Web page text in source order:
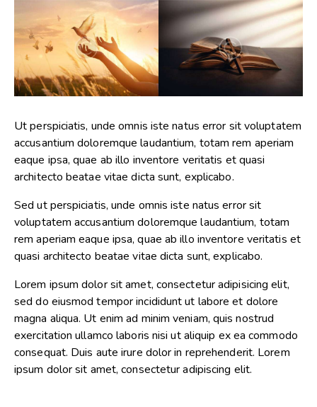
Ut perspiciatis, unde omnis iste natus error sit voluptatem
accusantium doloremque laudantium, totam rem aperiam
eaque ipsa, quae ab illo inventore veritatis et quasi
architecto beatae vitae dicta sunt, explicabo.
Sed ut perspiciatis, unde omnis iste natus error sit
voluptatem accusantium doloremque laudantium, totam
rem aperiam eaque ipsa, quae ab illo inventore veritatis et
quasi architecto beatae vitae dicta sunt, explicabo.
Lorem ipsum dolor sit amet, consectetur adipisicing elit,
sed do eiusmod tempor incididunt ut labore et dolore
magna aliqua. Ut enim ad minim veniam, quis nostrud
exercitation ullamco laboris nisi ut aliquip ex ea commodo
consequat. Duis aute irure dolor in reprehenderit. Lorem
ipsum dolor sit amet, consectetur adipiscing elit.